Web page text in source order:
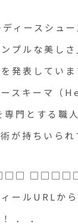
ィースシュ
プルな美し
発表してい
ースキーマ（
門とする職
が持ちいられ
ールURLから
． ．